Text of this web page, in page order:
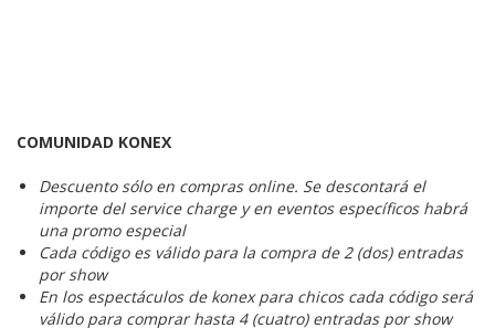
COMUNIDAD KONEX
Descuento sólo en compras online. Se descontará el
importe del service charge y en eventos específicos habrá
una promo especial
Cada código es válido para la compra de 2 (dos) entradas
por show
En los espectáculos de konex para chicos cada código será
válido para comprar hasta 4 (cuatro) entradas por show